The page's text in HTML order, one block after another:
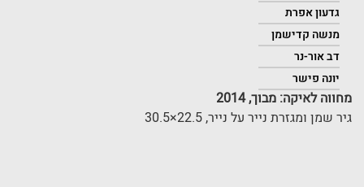
גדעון אפרת
מנשה קדישמן
דב אור-נר
יונה פישר
מחווה לאיקה: מבוך, 2014
גיר שמן ומגזרת נייר על נייר, 22.5×30.5